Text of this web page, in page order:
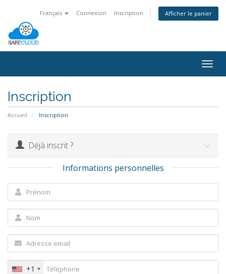
Français Connexion Inscription Afficher le panier
Inscription
Accueil Inscription
Déjà inscrit ?
Informations personnelles
+1